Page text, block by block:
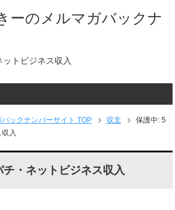
ーのメルマガバックナ
トビジネス収入
ックナンバーサイト TOP 収支
保護中: 5
入
・ネットビジネス収入